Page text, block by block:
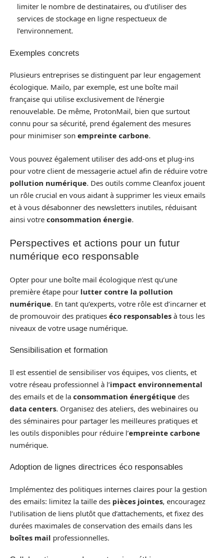
limiter le nombre de destinataires, ou d’utiliser des
services de stockage en ligne respectueux de
l’environnement.
Exemples concrets
Plusieurs entreprises se distinguent par leur engagement
écologique. Mailo, par exemple, est une boîte mail
française qui utilise exclusivement de l’énergie
renouvelable. De même, ProtonMail, bien que surtout
connu pour sa sécurité, prend également des mesures
pour minimiser son empreinte carbone.
Vous pouvez également utiliser des add-ons et plug-ins
pour votre client de messagerie actuel afin de réduire votre
pollution numérique. Des outils comme Cleanfox jouent
un rôle crucial en vous aidant à supprimer les vieux emails
et à vous désabonner des newsletters inutiles, réduisant
ainsi votre consommation énergie.
Perspectives et actions pour un futur
numérique eco responsable
Opter pour une boîte mail écologique n’est qu’une
première étape pour lutter contre la pollution
numérique. En tant qu’experts, votre rôle est d’incarner et
de promouvoir des pratiques éco responsables à tous les
niveaux de votre usage numérique.
Sensibilisation et formation
Il est essentiel de sensibiliser vos équipes, vos clients, et
votre réseau professionnel à l’impact environnemental
des emails et de la consommation énergétique des
data centers. Organisez des ateliers, des webinaires ou
des séminaires pour partager les meilleures pratiques et
les outils disponibles pour réduire l’empreinte carbone
numérique.
Adoption de lignes directrices éco responsables
Implémentez des politiques internes claires pour la gestion
des emails: limitez la taille des pièces jointes, encouragez
l’utilisation de liens plutôt que d’attachements, et fixez des
durées maximales de conservation des emails dans les
boîtes mail professionnelles.